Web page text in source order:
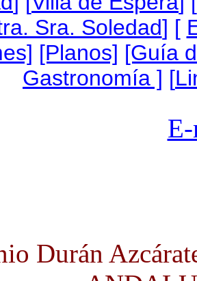
Sra. Soledad] [
[Planos] [Guía
Gastronomía ] [
Durán